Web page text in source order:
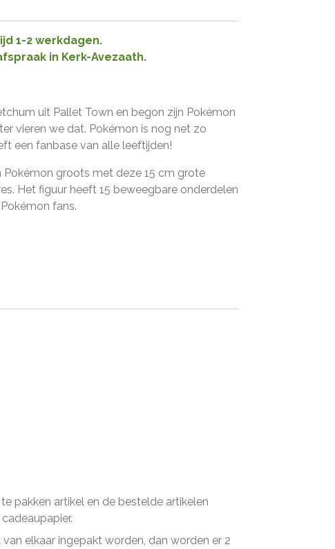
1-2 werkdagen.
in Kerk-Avezaath.
uit Pallet Town en begon zijn Pokémon
vieren we dat. Pokémon is nog net zo
een fanbase van alle leeftijden!
Pokémon groots met deze 15 cm grote
Het figuur heeft 15 beweegbare onderdelen
fans.
pakken artikel en de bestelde artikelen
elkaar ingepakt worden, dan worden er 2